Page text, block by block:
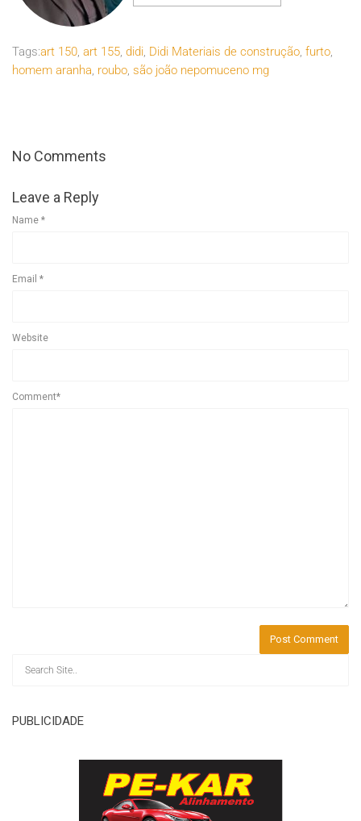
Tags:art 150, art 155, didi, Didi Materiais de construção, furto,
homem aranha, roubo, são joão nepomuceno mg
No Comments
Leave a Reply
Name *
Email *
Website
Comment*
PUBLICIDADE